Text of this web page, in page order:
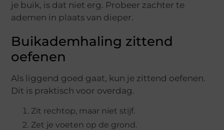
je buik, is dat niet erg. Probeer zachter te
ademen in plaats van dieper.
Buikademhaling zittend
oefenen
Als liggend goed gaat, kun je zittend oefenen.
Dit is praktisch voor overdag.
Zit rechtop, maar niet stijf.
Zet je voeten op de grond.